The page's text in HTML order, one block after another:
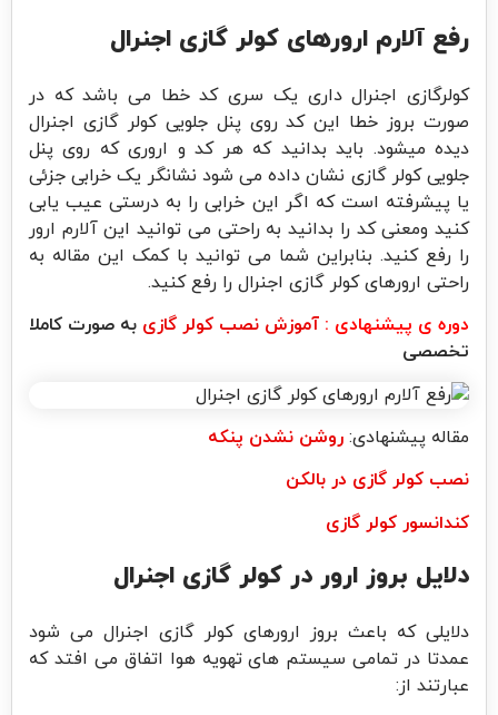
رفع آلارم ارورهای کولر گازی اجنرال
کولرگازی اجنرال داری یک سری کد خطا می باشد که در
صورت بروز خطا این کد روی پنل جلویی کولر گازی اجنرال
دیده میشود. باید بدانید که هر کد و اروری که روی پنل
جلویی کولر گازی نشان داده می شود نشانگر یک خرابی جزئی
یا پیشرفته است که اگر این خرابی را به درستی عیب یابی
کنید ومعنی کد را بدانید به راحتی می توانید این آلارم ارور
را رفع کنید. بنابراین شما می توانید با کمک این مقاله به
راحتی ارورهای کولر گازی اجنرال را رفع کنید.
دوره ی پیشنهادی :
آموزش نصب کولر گازیبه صورت کاملا
تخصصی
مقاله پیشنهادی:روشن نشدن پنکه
نصب کولر گازی در بالکن
کندانسور کولر گازی
دلایل بروز ارور در کولر گازی اجنرال
دلایلی که باعث بروز ارورهای کولر گازی اجنرال می شود
عمدتا در تمامی سیستم های تهویه هوا اتفاق می افتد که
عبارتند از: